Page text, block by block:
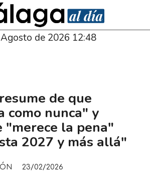
de 2026 12:48
de que
como nunca" y
"merece la pena"
2027 y más allá"
23/02/2026